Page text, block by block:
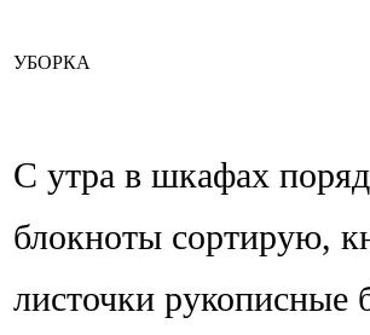
УБОРКА
С утра в шкафах
блокноты сортирую,
листочки рукописные